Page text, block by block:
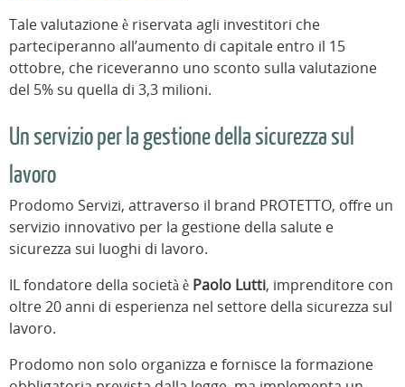
Tale valutazione è riservata agli investitori che
parteciperanno all’aumento di capitale entro il 15
ottobre, che riceveranno uno sconto sulla valutazione
del 5% su quella di 3,3 milioni.
Un servizio per la gestione della sicurezza sul
lavoro
Prodomo Servizi, attraverso il brand PROTETTO, offre un
servizio innovativo per la gestione della salute e
sicurezza sui luoghi di lavoro.
IL fondatore della società è Paolo Lutti, imprenditore con
oltre 20 anni di esperienza nel settore della sicurezza sul
lavoro.
Prodomo non solo organizza e fornisce la formazione